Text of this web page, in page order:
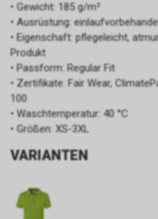
• Gewicht: 185 g/m²
• Ausrüstung:
• Eigenschaft: pflegeleicht,
Produkt
• Passform: Regular Fit
• Zertifikate: Fair Wear,
100
• Waschtemperatur: 40 °C
• Größen: XS-3XL
VARIANTEN